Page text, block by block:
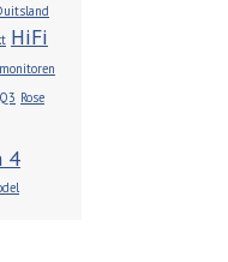
HiFi
monitoren
Q3 Rose
4